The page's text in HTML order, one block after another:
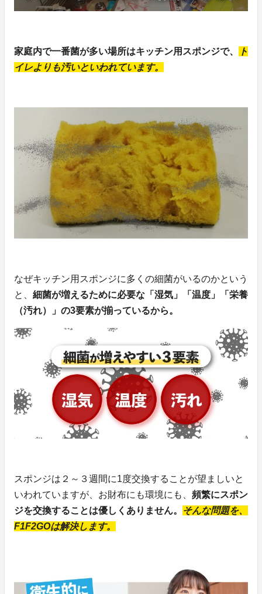
家庭内で一番菌が多い場所はキッチン用スポンジで、
ト
イレよりも汚いといわれています。
なぜキッチン用スポンジに多くの細菌がいるのかという
と、 細菌が増えるために必要な「湿気」「温度」「栄養
（汚れ）」の3要素が揃っているから。
スポンジは２～３週間に1度交換することが望ましいと
いわれていますが、お財布にも環境にも、 頻繁にスポン
ジを交換することは優しくありません。
そんな問題を、
F1F2GOは解決します。